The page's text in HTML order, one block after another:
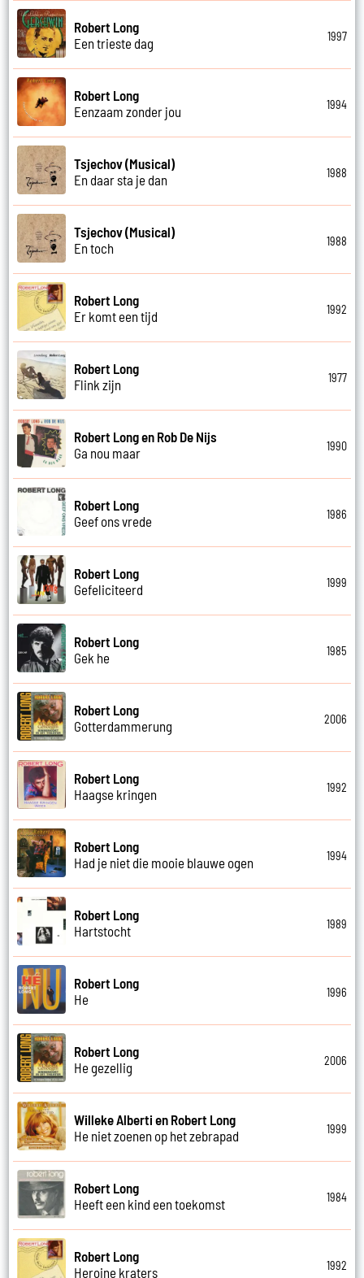
Robert Long
Een trieste dag
1997
Robert Long
Eenzaam zonder jou
1994
Tsjechov (Musical)
En daar sta je dan
1988
Tsjechov (Musical)
En toch
1988
Robert Long
Er komt een tijd
1992
Robert Long
Flink zijn
1977
Robert Long en Rob De Nijs
Ga nou maar
1990
Robert Long
Geef ons vrede
1986
Robert Long
Gefeliciteerd
1999
Robert Long
Gek he
1985
Robert Long
Gotterdammerung
2006
Robert Long
Haagse kringen
1992
Robert Long
Had je niet die mooie blauwe ogen
1994
Robert Long
Hartstocht
1989
Robert Long
He
1996
Robert Long
He gezellig
2006
Willeke Alberti en Robert Long
He niet zoenen op het zebrapad
1999
Robert Long
Heeft een kind een toekomst
1984
Robert Long
Heroine kraters
1992